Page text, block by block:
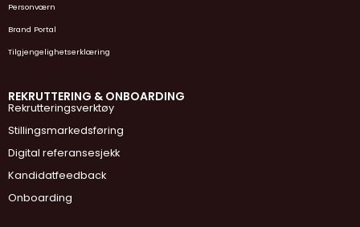
Personværn
Brand Portal
Tilgjengelighetserklæring
REKRUTTERING & ONBOARDING
Rekrutteringsverktøy
Stillingsmarkedsføring
Digital referansesjekk
Kandidatfeedback
Onboarding